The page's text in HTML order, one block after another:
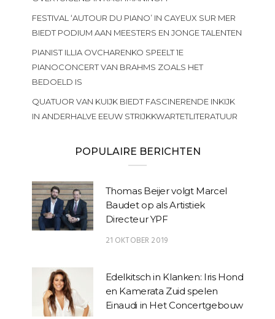
FESTIVAL ‘AUTOUR DU PIANO’ IN CAYEUX SUR MER
BIEDT PODIUM AAN MEESTERS EN JONGE TALENTEN
PIANIST ILLIA OVCHARENKO SPEELT 1E
PIANOCONCERT VAN BRAHMS ZOALS HET
BEDOELD IS
QUATUOR VAN KUIJK BIEDT FASCINERENDE INKIJK
IN ANDERHALVE EEUW STRIJKKWARTETLITERATUUR
POPULAIRE BERICHTEN
Thomas Beijer volgt Marcel
Baudet op als Artistiek
Directeur YPF
21 OKTOBER 2019
Edelkitsch in Klanken: Iris Hond
en Kamerata Zuid spelen
Einaudi in Het Concertgebouw